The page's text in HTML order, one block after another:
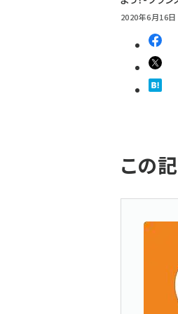
2020年6月16
この